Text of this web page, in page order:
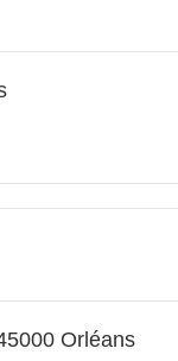
Orléans